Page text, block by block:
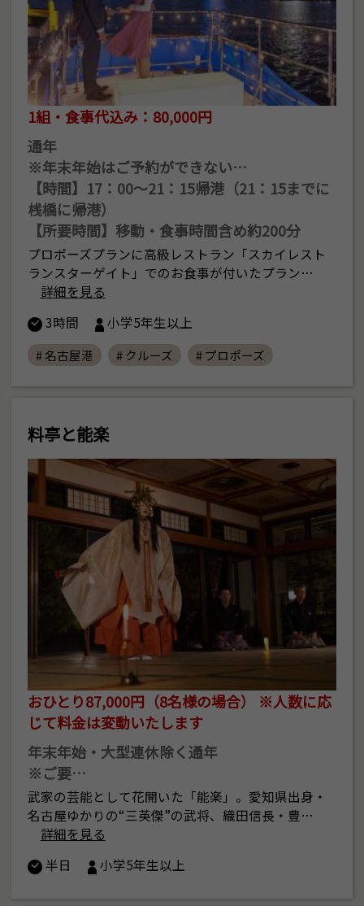
1組・食事代込み：80,000円
通年
※年末年始はご予約ができない…
【時間】17：00〜21：15帰港（21：15までに
桟橋に帰港）
【所要時間】移動・食事時間含め約200分
プロポーズプランに高級レストラン「スカイレスト
ランスターゲイト」でのお食事が付いたプラン…
詳細を見る
3時間
小学5年生以上
# 名古屋港 # クルーズ # プロポーズ
料亭と能楽
おひとり87,000円（8名様の場合） ※人数に応
じて料金は変動いたします
年末年始・大型連休除く通年
※ご要…
武家の芸能として花開いた「能楽」。愛知県出身・
名古屋ゆかりの“三英傑”の武将、織田信長・豊…
詳細を見る
半日
小学5年生以上